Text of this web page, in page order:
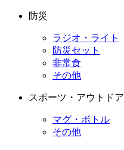
防災
ラジオ・ライト
防災セット
非常食
その他
スポーツ・アウトドア
マグ・ボトル
その他